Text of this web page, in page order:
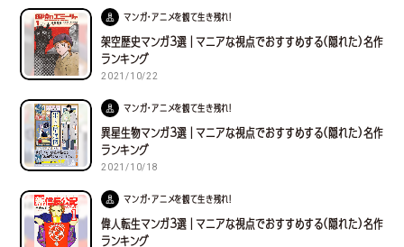
マンガ・アニメを観て生き残れ！
架空歴史マンガ３選｜マニアな視点でおすすめする(隠れた)名作
ランキング
2021/10/22
マンガ・アニメを観て生き残れ！
異星生物マンガ３選｜マニアな視点でおすすめする(隠れた)名作
ランキング
2021/10/18
マンガ・アニメを観て生き残れ！
偉人転生マンガ３選｜マニアな視点でおすすめする(隠れた)名作
ランキング